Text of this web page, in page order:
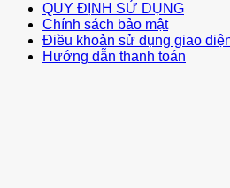
QUY ĐỊNH SỬ DỤNG
Chính sách bảo mật
Điều khoản sử dụng giao
Hướng dẫn thanh toán